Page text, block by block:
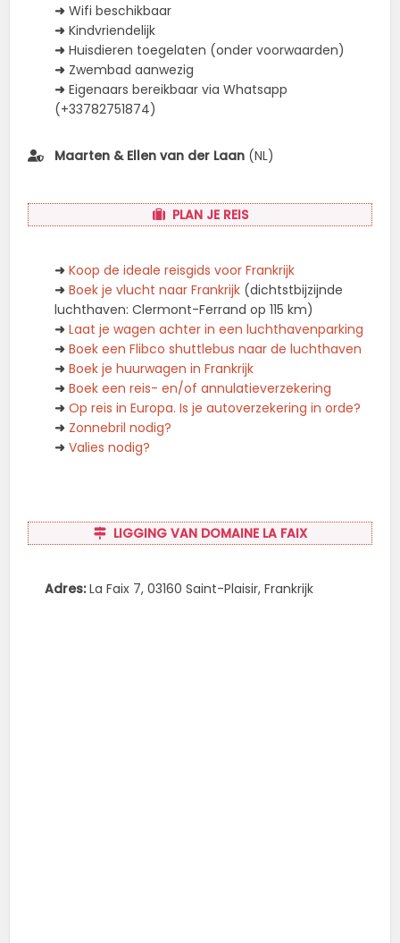
➜ Wifi beschikbaar
➜ Kindvriendelijk
➜ Huisdieren toegelaten (onder voorwaarden)
➜ Zwembad aanwezig
➜ Eigenaars bereikbaar via Whatsapp
(+33782751874)
Maarten & Ellen van der Laan (NL)
PLAN JE REIS
➜ Koop de ideale reisgids voor Frankrijk
➜ Boek je vlucht naar Frankrijk (dichtstbijzijnde
luchthaven: Clermont-Ferrand op 115 km)
➜ Laat je wagen achter in een luchthavenparking
➜ Boek een Flibco shuttlebus naar de luchthaven
➜ Boek je huurwagen in Frankrijk
➜ Boek een reis- en/of annulatieverzekering
➜ Op reis in Europa. Is je autoverzekering in orde?
➜ Zonnebril nodig?
➜ Valies nodig?
LIGGING VAN DOMAINE LA FAIX
Adres:La Faix 7, 03160 Saint-Plaisir, Frankrijk